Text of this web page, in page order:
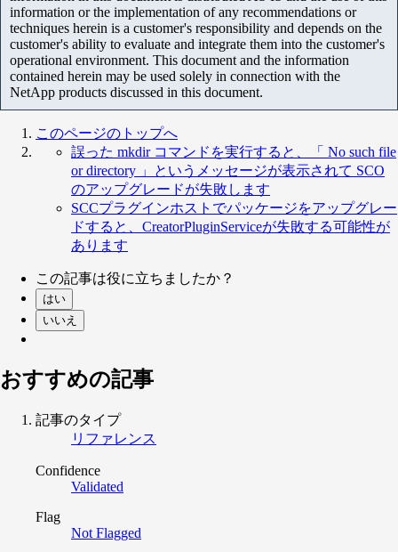
information or the implementation of any recommendations or
techniques herein is a customer's responsibility and depends on the
customer's ability to evaluate and integrate them into the customer's
operational environment. This document and the information
contained herein may be used solely in connection with the
NetApp products discussed in this document.
このページのトップへ
誤った mkdir コマンドを実行すると、「 No such file
or directory 」というメッセージが表示されて SCO
のアップグレードが失敗します
SCCプラグインホストでパッケージをアップグレー
ドすると、CreatorPluginServiceが失敗する可能性が
あります
この記事は役に立ちましたか？
はい
いいえ
おすすめの記事
記事のタイプ
リファレンス
Confidence
Validated
Flag
Not Flagged